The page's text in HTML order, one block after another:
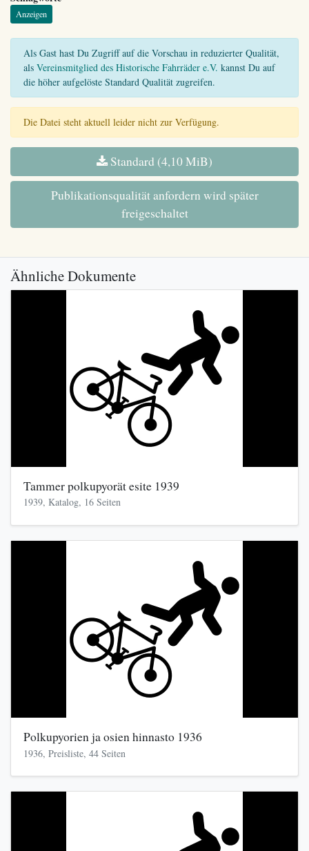
Anzeigen
Als Gast hast Du Zugriff auf die Vorschau in reduzierter Qualität,
als Vereinsmitglied des Historische Fahrräder e.V. kannst Du auf
die höher aufgelöste Standard Qualität zugreifen.
Die Datei steht aktuell leider nicht zur Verfügung.
Standard (4,10 MiB)
Publikationsqualität anfordern wird später
freigeschaltet
Ähnliche Dokumente
Tammer polkupyorät esite 1939
1939, Katalog, 16 Seiten
Polkupyorien ja osien hinnasto 1936
1936, Preisliste, 44 Seiten